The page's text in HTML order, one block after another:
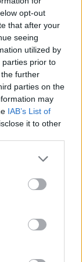
opt-out
that after your
seeing
utilized by
parties prior to
further
parties on the
may
IAB’s List of
it to other
more Google
may click to
party tags to
below Google
Kris
tetejére állt
el!
My 3
tease
Ridiculous
LOL!
rich and